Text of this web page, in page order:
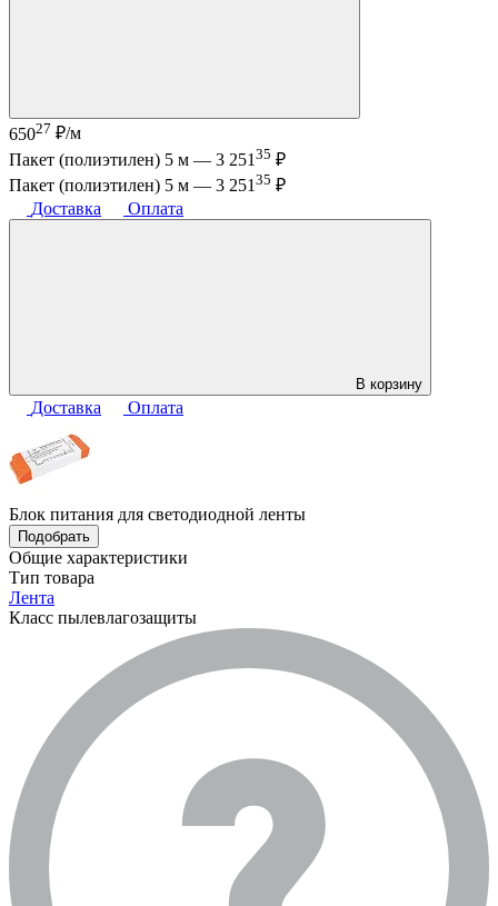
65027 ₽/м
Пакет (полиэтилен) 5 м — 3 251 35 ₽
Пакет (полиэтилен) 5 м — 3 251 35 ₽
Доставка
Оплата
В корзину
Доставка Оплата
Блок питания для светодиодной ленты
Подобрать
Общие характеристики
Тип товара
Лента
Класс пылевлагозащиты